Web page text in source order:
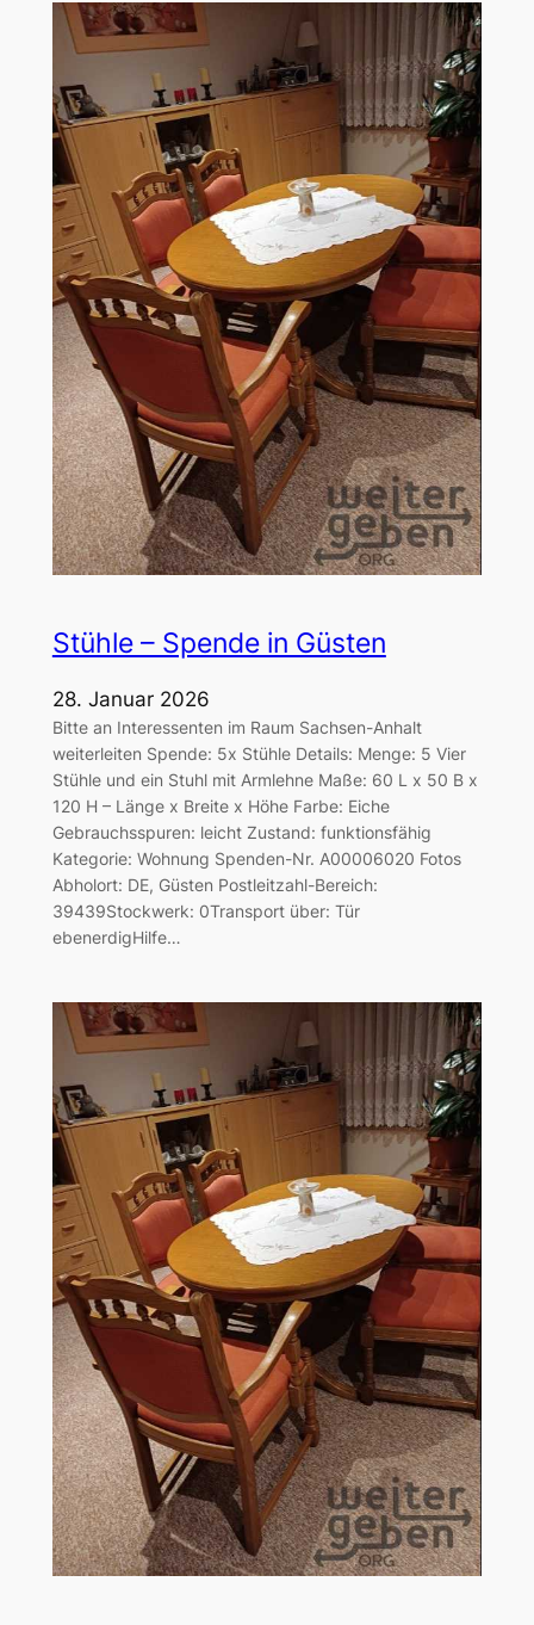
Stühle – Spende in Güsten
28. Januar 2026
Bitte an Interessenten im Raum Sachsen-Anhalt
weiterleiten Spende: 5x Stühle Details: Menge: 5 Vier
Stühle und ein Stuhl mit Armlehne Maße: 60 L x 50 B x
120 H – Länge x Breite x Höhe Farbe: Eiche
Gebrauchsspuren: leicht Zustand: funktionsfähig
Kategorie: Wohnung Spenden-Nr. A00006020 Fotos
Abholort: DE, Güsten Postleitzahl-Bereich:
39439Stockwerk: 0Transport über: Tür
ebenerdigHilfe…